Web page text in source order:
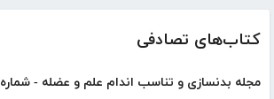
کتاب‌های تصادفی
مجله بدنسازی و تناسب اندام علم و عضله - شماره 19